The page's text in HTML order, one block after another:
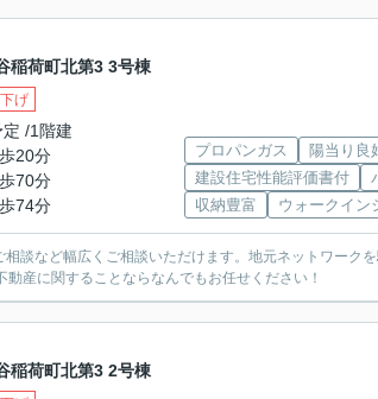
荷町北第3 3号棟
げ
/1階建
20分
70分
74分
プロパンガス
陽当り良
建設住宅性能評価書付
収納豊富
ウォークイン
談など幅広くご相談いただけます。地元ネットワーク
産に関することならなんでもお任せください！
荷町北第3 2号棟